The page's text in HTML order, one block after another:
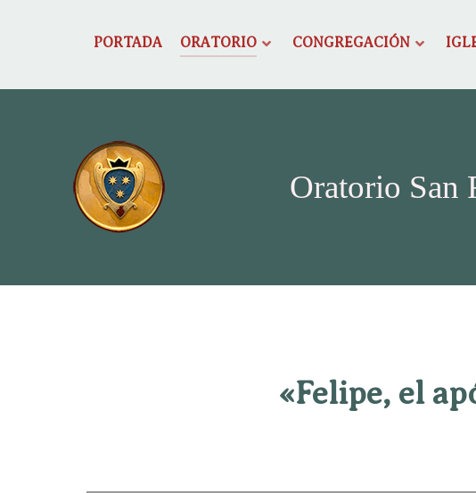
PORTADA ORATORIO CONGREGACIÓN
Oratorio San
«Felipe, el